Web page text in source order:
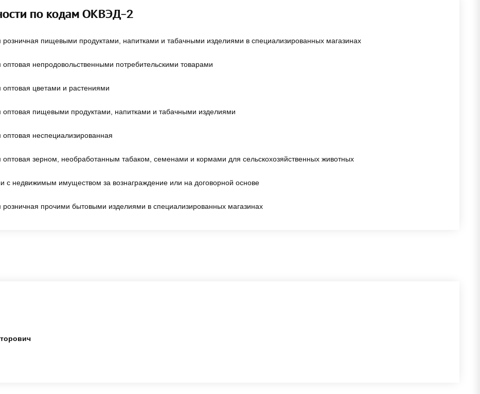
по кодам ОКВЭД-2
розничная пищевыми продуктами, напитками и табачными изделиями в специализированных магазинах
оптовая непродовольственными потребительскими товарами
оптовая цветами и растениями
оптовая пищевыми продуктами, напитками и табачными изделиями
оптовая неспециализированная
оптовая зерном, необработанным табаком, семенами и кормами для сельскохозяйственных животных
с недвижимым имуществом за вознаграждение или на договорной основе
розничная прочими бытовыми изделиями в специализированных магазинах